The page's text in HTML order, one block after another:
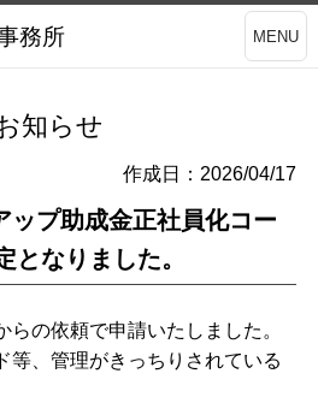
務所 MENU
知らせ
作成日：2026/04/17
ップ助成金正社員化コー
なりました。
らの依頼で申請いたしました。
等、管理がきっちりされている